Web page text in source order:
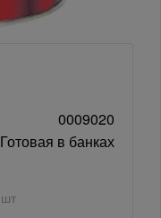
0009020
Готовая в банках
шт